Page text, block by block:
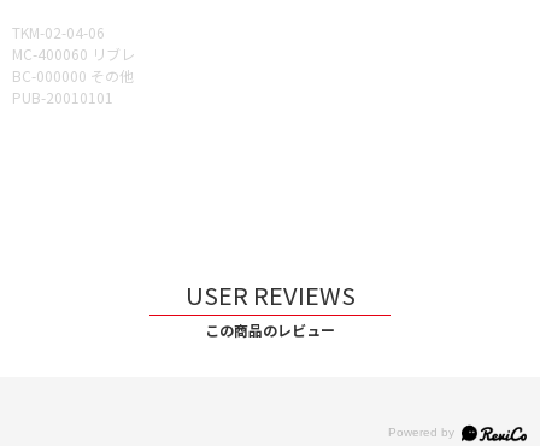
TKM-02-04-06
MC-400060 リブレ
BC-000000 その他
PUB-20010101
USER REVIEWS
この商品のレビュー